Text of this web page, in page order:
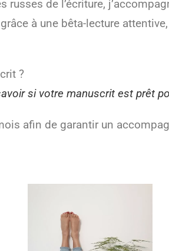
russes de l’écriture,
à une bêta-lecture
?
si votre manuscrit est prêt
afin de garantir un